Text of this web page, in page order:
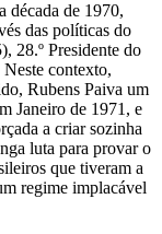
década de 1970,
das políticas do
28.º Presidente do
contexto,
Rubens Paiva um
Janeiro de 1971, e
a criar sozinha
luta para provar o
que tiveram a
regime implacável